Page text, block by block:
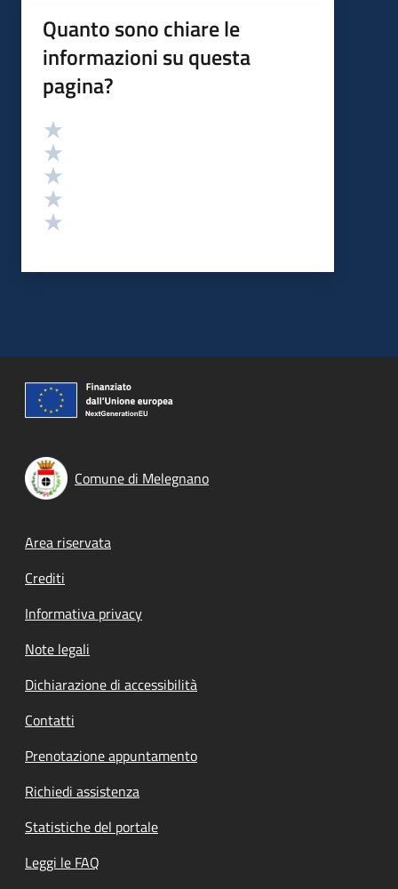
Quanto sono chiare le
informazioni su questa
pagina?
Valutazione
Comune di Melegnano
Footer menu
Area riservata
Crediti
Informativa privacy
Note legali
Dichiarazione di accessibilità
Contatti
Prenotazione appuntamento
Richiedi assistenza
Statistiche del portale
Leggi le FAQ